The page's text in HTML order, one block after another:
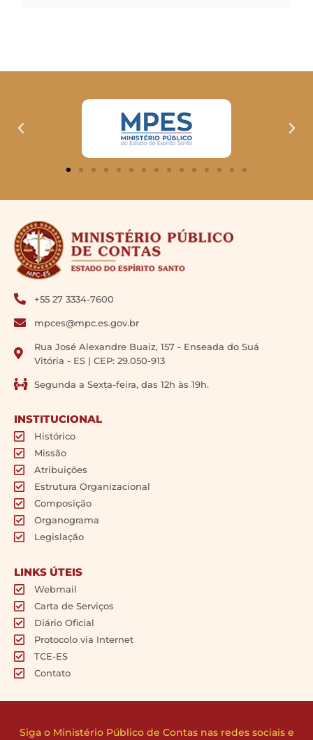
+55 27 3334-7600
mpces@mpc.es.gov.br
Rua José Alexandre Buaiz, 157 - Enseada do Suá
Vitória - ES | CEP: 29.050-913
Segunda a Sexta-feira, das 12h às 19h.
INSTITUCIONAL
Histórico
Missão
Atribuições
Estrutura Organizacional
Composição
Organograma
Legislação
LINKS ÚTEIS
Webmail
Carta de Serviços
Diário Oficial
Protocolo via Internet
TCE-ES
Contato
Siga o Ministério Público de Contas nas redes sociais e